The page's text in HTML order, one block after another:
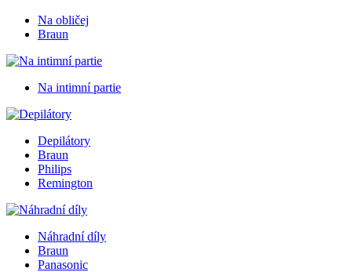
Na obličej
Braun
Na intimní partie
Depilátory
Braun
Philips
Remington
Náhradní díly
Braun
Panasonic